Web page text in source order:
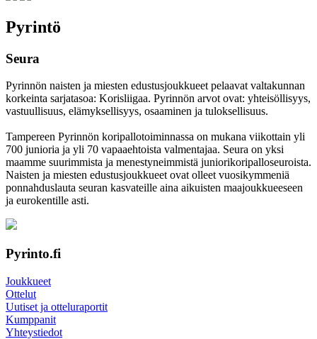
Pyrintö
Seura
Pyrinnön naisten ja miesten edustusjoukkueet pelaavat valtakunnan
korkeinta sarjatasoa: Korisliigaa. Pyrinnön arvot ovat: yhteisöl­lisyys,
vastuul­lisuus, elämyk­sellisyys, osaaminen ja tulok­sellisuus.
Tampereen Pyrinnön kori­pallo­toimin­nassa on mukana viikottain yli
700 junioria ja yli 70 vapaa­ehtoista valmen­tajaa. Seura on yksi
maamme suurim­mista ja menes­tyneim­mistä juni­ori­kori­pallo­seuroista.
Naisten ja miesten edustus­joukkueet ovat olleet vuosi­kymmeniä
ponnahdus­lauta seuran kasvateille aina aikuisten maa­joukkueeseen
ja euro­kentille asti.
Pyrinto.fi
Joukkueet
Ottelut
Uutiset ja otteluraportit
Kumppanit
Yhteystiedot